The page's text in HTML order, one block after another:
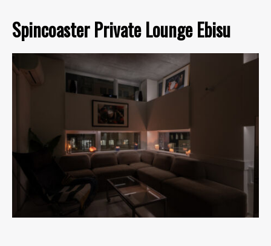
Spincoaster Private Lounge Ebisu